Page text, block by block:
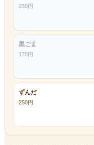
230円
黒ごま
170円
ずんだ
250円